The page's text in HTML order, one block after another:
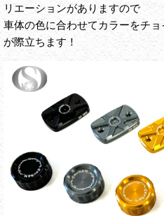
リエーションがありますので
車体の色に合わせてカラーをチ
が際立ちます！